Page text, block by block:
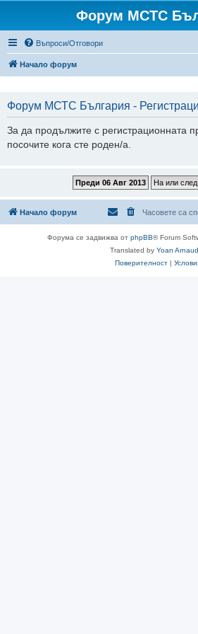
Форум МСТС
Въпроси/Отговори
Начало форум
Форум МСТС България -
За да продължите с регистрационната
посочите кога сте роден/а.
Начало форум Часовете са
Форума се задвижва от phpBB® Forum
Translated by Yoan
Поверителност